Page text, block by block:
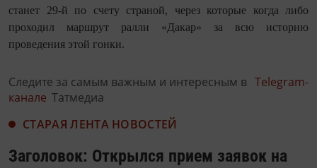
станет 29-й по счету страной, через которые когда либо
проходил маршрут ралли «Дакар» за всю историю
проведения этой гонки.
Следите за самым важным и интересным в Telegram-
канале Татмедиа
СТАРАЯ ЛЕНТА НОВОСТЕЙ
Заголовок: Открылся прием заявок на